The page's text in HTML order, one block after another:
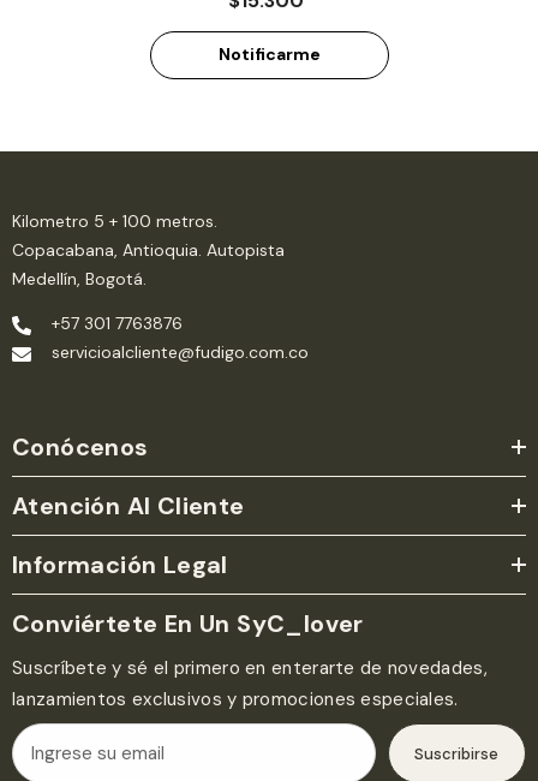
Notificarme
Kilometro 5 + 100 metros.
Copacabana, Antioquia. Autopista
Medellín, Bogotá.
+57 301 7763876
servicioalcliente@fudigo.com.co
Conócenos
Atención Al Cliente
Información Legal
Conviértete En Un SyC_lover
Suscríbete y sé el primero en enterarte de novedades,
lanzamientos exclusivos y promociones especiales.
Suscribirse